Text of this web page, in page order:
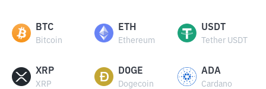
BTC
Bitcoin
ETH
Ethereum
USDT
Tether USDT
XRP
XRP
DOGE
Dogecoin
ADA
Cardano